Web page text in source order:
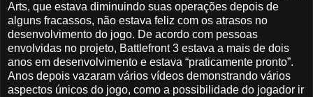
Arts, que estava diminuindo suas operações depois de
alguns fracassos, não estava feliz com os atrasos no
desenvolvimento do jogo. De acordo com pessoas
envolvidas no projeto, Battlefront 3 estava a mais de dois
anos em desenvolvimento e estava “praticamente pronto”.
Anos depois vazaram vários vídeos demonstrando vários
aspectos únicos do jogo, como a possibilidade do jogador ir